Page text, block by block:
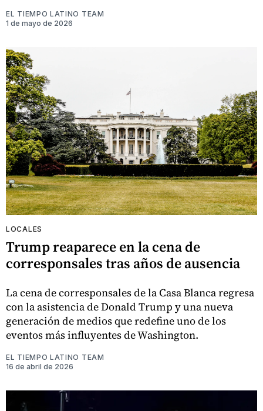
EL TIEMPO LATINO TEAM
1 de mayo de 2026
LOCALES
Trump reaparece en la cena de
corresponsales tras años de ausencia
La cena de corresponsales de la Casa Blanca regresa
con la asistencia de Donald Trump y una nueva
generación de medios que redefine uno de los
eventos más influyentes de Washington.
EL TIEMPO LATINO TEAM
16 de abril de 2026